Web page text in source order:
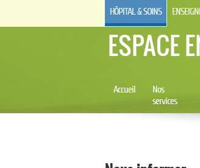
HÔPITAL & SOINS
ESPACE
Accueil
Nos
services